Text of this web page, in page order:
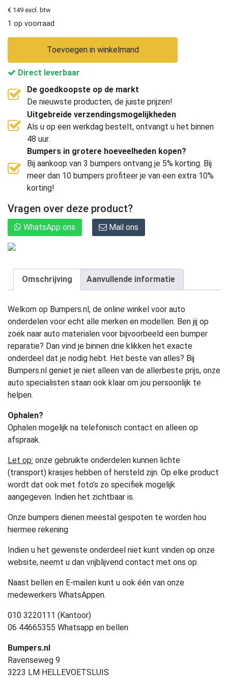
€ 149 excl. btw
1 op voorraad
Toevoegen in winkelmand
Direct leverbaar
De goedkoopste op de markt
De nieuwste producten, de juiste prijzen!
Uitgebreide verzendingsmogelijkheden
Als u op een werkdag bestelt, ontvangt u het binnen
48 uur.
Bumpers in grotere hoeveelheden kopen?
Bij aankoop van 3 bumpers ontvang je 5% korting. Bij
meer dan 10 bumpers profiteer je van een extra 10%
korting!
Vragen over deze product?
WhatsApp ons Mail ons
Omschrijving Aanvullende informatie
Welkom op Bumpers.nl, de online winkel voor auto
onderdelen voor echt alle merken en modellen. Ben jij op
zoek naar auto materialen voor bijvoorbeeld een bumper
reparatie? Dan vind je binnen drie klikken het exacte
onderdeel dat je nodig hebt. Het beste van alles? Bij
Bumpers.nl geniet je niet alleen van de allerbeste prijs, onze
auto specialisten staan ook klaar om jou persoonlijk te
helpen.
Ophalen?
Ophalen mogelijk na telefonisch contact en alleen op
afspraak.
Let op: onze gebruikte onderdelen kunnen lichte
(transport) krasjes hebben of hersteld zijn. Op elke product
wordt dat ook met foto’s zo specifiek mogelijk
aangegeven. Indien het zichtbaar is.
Onze bumpers dienen meestal gespoten te worden hou
hiermee rekening
Indien u het gewenste onderdeel niet kunt vinden op onze
website, neemt u dan vrijblijvend contact met ons op.
Naast bellen en E-mailen kunt u ook één van onze
medewerkers WhatsAppen.
010 3220111 (Kantoor)
06 44665355 Whatsapp en bellen
Bumpers.nl
Ravenseweg 9
3223 LM HELLEVOETSLUIS